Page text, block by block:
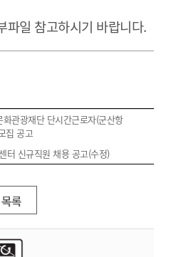
파일 참고하시기 바랍니다.
화관광재단 단시간근로자(군산항
집 공고
터 신규직원 채용 공고(수정)
목록